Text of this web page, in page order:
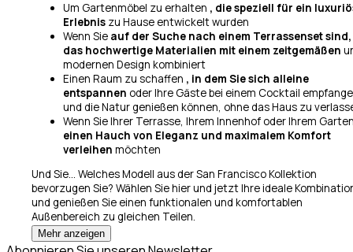
Um Gartenmöbel zu erhalten , die speziell für ein
Erlebnis zu Hause entwickelt wurden
Wenn Sie auf der Suche nach einem Terrassenset sind,
das hochwertige Materialien mit einem zeitgemäßen
modernen Design kombiniert
Einen Raum zu schaffen , in dem Sie sich alleine
entspannen oder Ihre Gäste bei einem Cocktail
und die Natur genießen können, ohne das Haus zu
Wenn Sie Ihrer Terrasse, Ihrem Innenhof oder Ihrem
einen Hauch von Eleganz und maximalem Komfort
verleihen möchten
Und Sie... Welches Modell aus der San Francisco Kollektion
bevorzugen Sie? Wählen Sie hier und jetzt Ihre ideale
und genießen Sie einen funktionalen und komfortablen
Außenbereich zu gleichen Teilen.
Mehr anzeigen